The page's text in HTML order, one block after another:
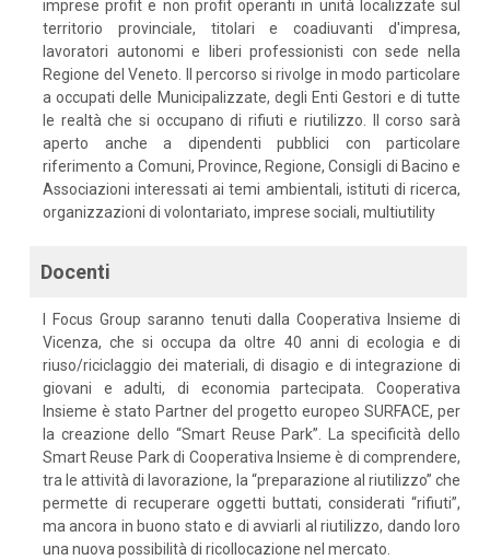
imprese profit e non profit operanti in unità localizzate sul
territorio provinciale, titolari e coadiuvanti d'impresa,
lavoratori autonomi e liberi professionisti con sede nella
Regione del Veneto. Il percorso si rivolge in modo particolare
a occupati delle Municipalizzate, degli Enti Gestori e di tutte
le realtà che si occupano di rifiuti e riutilizzo. Il corso sarà
aperto anche a dipendenti pubblici con particolare
riferimento a Comuni, Province, Regione, Consigli di Bacino e
Associazioni interessati ai temi ambientali, istituti di ricerca,
organizzazioni di volontariato, imprese sociali, multiutility
Docenti
I Focus Group saranno tenuti dalla Cooperativa Insieme di
Vicenza, che si occupa da oltre 40 anni di ecologia e di
riuso/riciclaggio dei materiali, di disagio e di integrazione di
giovani e adulti, di economia partecipata. Cooperativa
Insieme è stato Partner del progetto europeo SURFACE, per
la creazione dello “Smart Reuse Park”. La specificità dello
Smart Reuse Park di Cooperativa Insieme è di comprendere,
tra le attività di lavorazione, la “preparazione al riutilizzo” che
permette di recuperare oggetti buttati, considerati “rifiuti”,
ma ancora in buono stato e di avviarli al riutilizzo, dando loro
una nuova possibilità di ricollocazione nel mercato.